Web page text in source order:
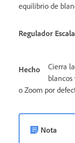
equilibrio de
Regulador Escala
Hecho
Cierra
o Zoom por
Nota